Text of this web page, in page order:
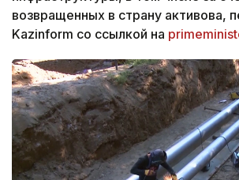
возвращенных в страну активова,
Kazinform со ссылкой на